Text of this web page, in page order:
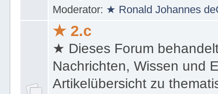
Moderator: ★ Ronald Johannes
★ 2.c
★ Dieses Forum
Nachrichten, Wissen und
Artikelübersicht zu